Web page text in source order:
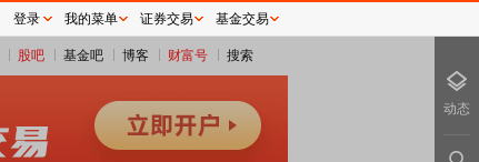
股吧 基金吧 博客 财富号 搜索
登录 我的菜单 证券交易 基金交易
动态